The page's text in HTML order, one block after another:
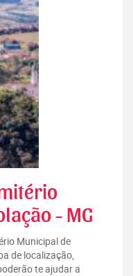
- MG
Municipal de
de localização,
te ajudar a